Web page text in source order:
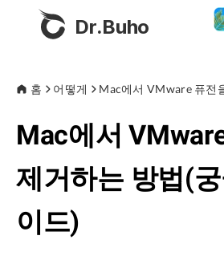
Dr.Buho
제품
BuhoCleaner
BuhoUnlocker
BuhoRepair
스토어
블로그
홈 어떻게
Mac에서
제거하는 방법(
이드)